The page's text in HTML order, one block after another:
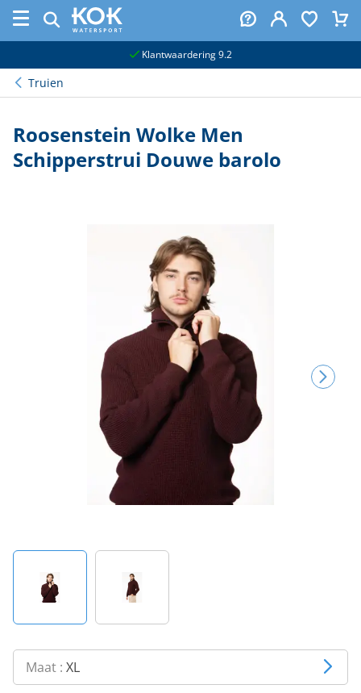
Klantwaardering 9.2
Truien
Roosenstein Wolke Men
Schipperstrui Douwe barolo
Maat : XL